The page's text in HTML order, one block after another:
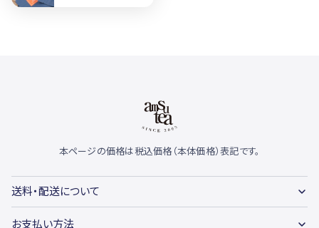
本ページの価格は税込価格（本体価格）表記です。
送料・配送について
お支払い方法